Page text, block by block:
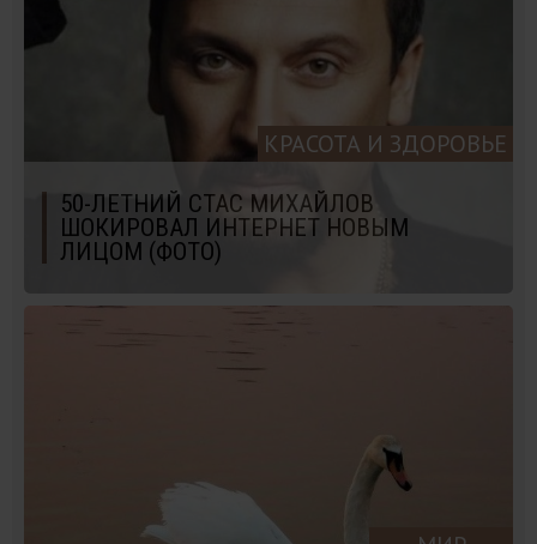
КРАСОТА И ЗДОРОВЬЕ
50-ЛЕТНИЙ СТАС МИХАЙЛОВ
ШОКИРОВАЛ ИНТЕРНЕТ НОВЫМ
ЛИЦОМ (ФОТО)